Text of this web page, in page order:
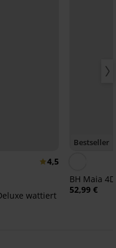
4,5
wattiert
Bestseller
BH Maia
52,99 €